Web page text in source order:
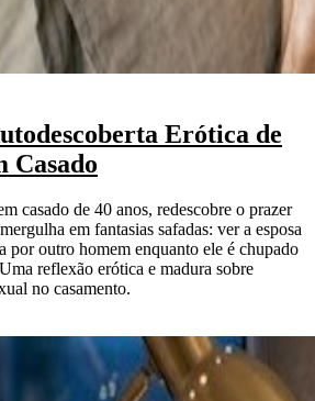
Erótica de
Casado
casado de 40 anos, redescobre o prazer
em fantasias safadas: ver a esposa
por outro homem enquanto ele é chupado
reflexão erótica e madura sobre
no casamento.